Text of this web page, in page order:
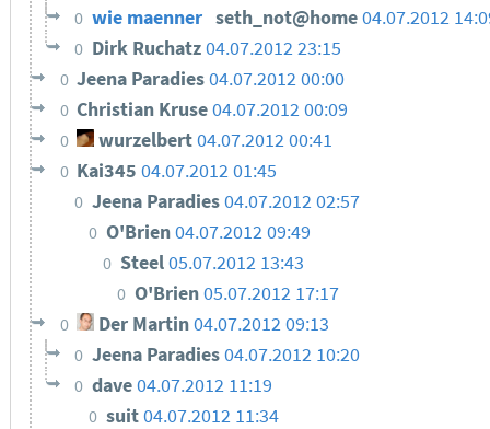
0 wie maenner seth_not@home04.07.2012
0 Dirk Ruchatz04.07.2012 23:15
0 Jeena Paradies04.07.2012 00:00
0 Christian Kruse04.07.2012 00:09
0 wurzelbert04.07.2012 00:41
0 Kai34504.07.2012 01:45
0 Jeena Paradies04.07.2012 02:57
0 O'Brien04.07.2012 09:49
0 Steel05.07.2012 13:43
0 O'Brien05.07.2012 17:17
0 Der Martin04.07.2012 09:13
0 Jeena Paradies04.07.2012 10:20
0 dave04.07.2012 11:19
0 suit04.07.2012 11:34